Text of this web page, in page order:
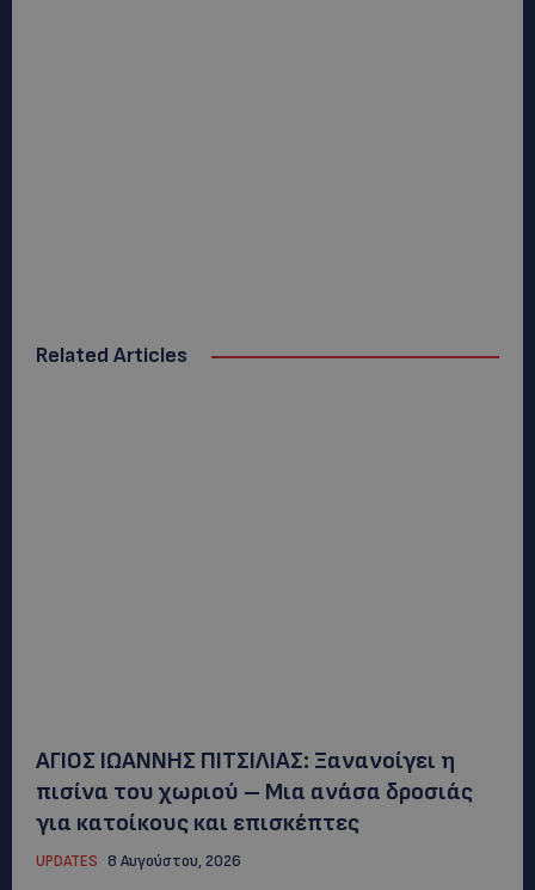
Related Articles
ΑΓΙΟΣ ΙΩΑΝΝΗΣ ΠΙΤΣΙΛΙΑΣ: Ξανανοίγει η
πισίνα του χωριού – Μια ανάσα δροσιάς
για κατοίκους και επισκέπτες
UPDATES 8 Αυγούστου, 2026